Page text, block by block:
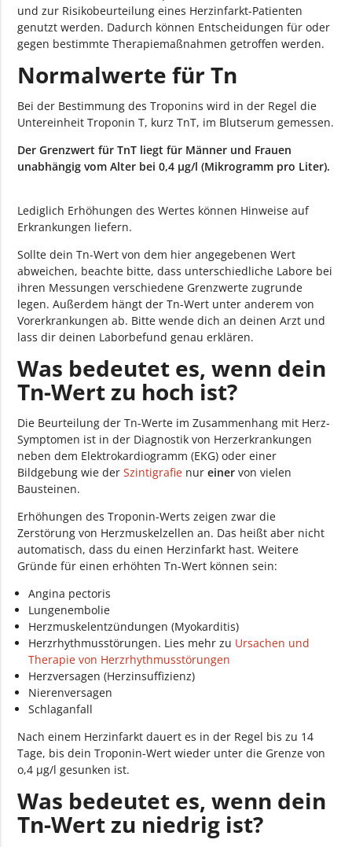
und zur Risikobeurteilung eines Herzinfarkt-Patienten
genutzt werden. Dadurch können Entscheidungen für oder
gegen bestimmte Therapiemaßnahmen getroffen werden.
Normalwerte für Tn
Bei der Bestimmung des Troponins wird in der Regel die
Untereinheit Troponin T, kurz TnT, im Blutserum gemessen.
Der Grenzwert für TnT liegt für Männer und Frauen
unabhängig vom Alter bei 0,4 µg/l (Mikrogramm pro Liter).
Lediglich Erhöhungen des Wertes können Hinweise auf
Erkrankungen liefern.
Sollte dein Tn-Wert von dem hier angegebenen Wert
abweichen, beachte bitte, dass unterschiedliche Labore bei
ihren Messungen verschiedene Grenzwerte zugrunde
legen. Außerdem hängt der Tn-Wert unter anderem von
Vorerkrankungen ab. Bitte wende dich an deinen Arzt und
lass dir deinen Laborbefund genau erklären.
Was bedeutet es, wenn dein
Tn-Wert zu hoch ist?
Die Beurteilung der Tn-Werte im Zusammenhang mit Herz-
Symptomen ist in der Diagnostik von Herzerkrankungen
neben dem Elektrokardiogramm (EKG) oder einer
Bildgebung wie derSzintigrafie nureiner von vielen
Bausteinen.
Erhöhungen des Troponin-Werts zeigen zwar die
Zerstörung von Herzmuskelzellen an. Das heißt aber nicht
automatisch, dass du einen Herzinfarkt hast. Weitere
Gründe für einen erhöhten Tn-Wert können sein:
Angina pectoris
Lungenembolie
Herzmuskelentzündungen (Myokarditis)
Herzrhythmusstörungen. Lies mehr zu Ursachen und
Therapie von Herzrhythmusstörungen
Herzversagen (Herzinsuffizienz)
Nierenversagen
Schlaganfall
Nach einem Herzinfarkt dauert es in der Regel bis zu 14
Tage, bis dein Troponin-Wert wieder unter die Grenze von
o,4 µg/l gesunken ist.
Was bedeutet es, wenn dein
Tn-Wert zu niedrig ist?